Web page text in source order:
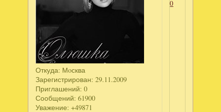
Откуда: Мoсква
Зарегистрирован: 29.11.2009
Приглашений: 0
Сообщений: 61900
Уважение: +49871
0